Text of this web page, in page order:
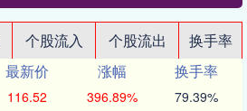
个股流入 个股流出
换手率
最新价 涨幅
换手率
116.52 396.89% 79.39%